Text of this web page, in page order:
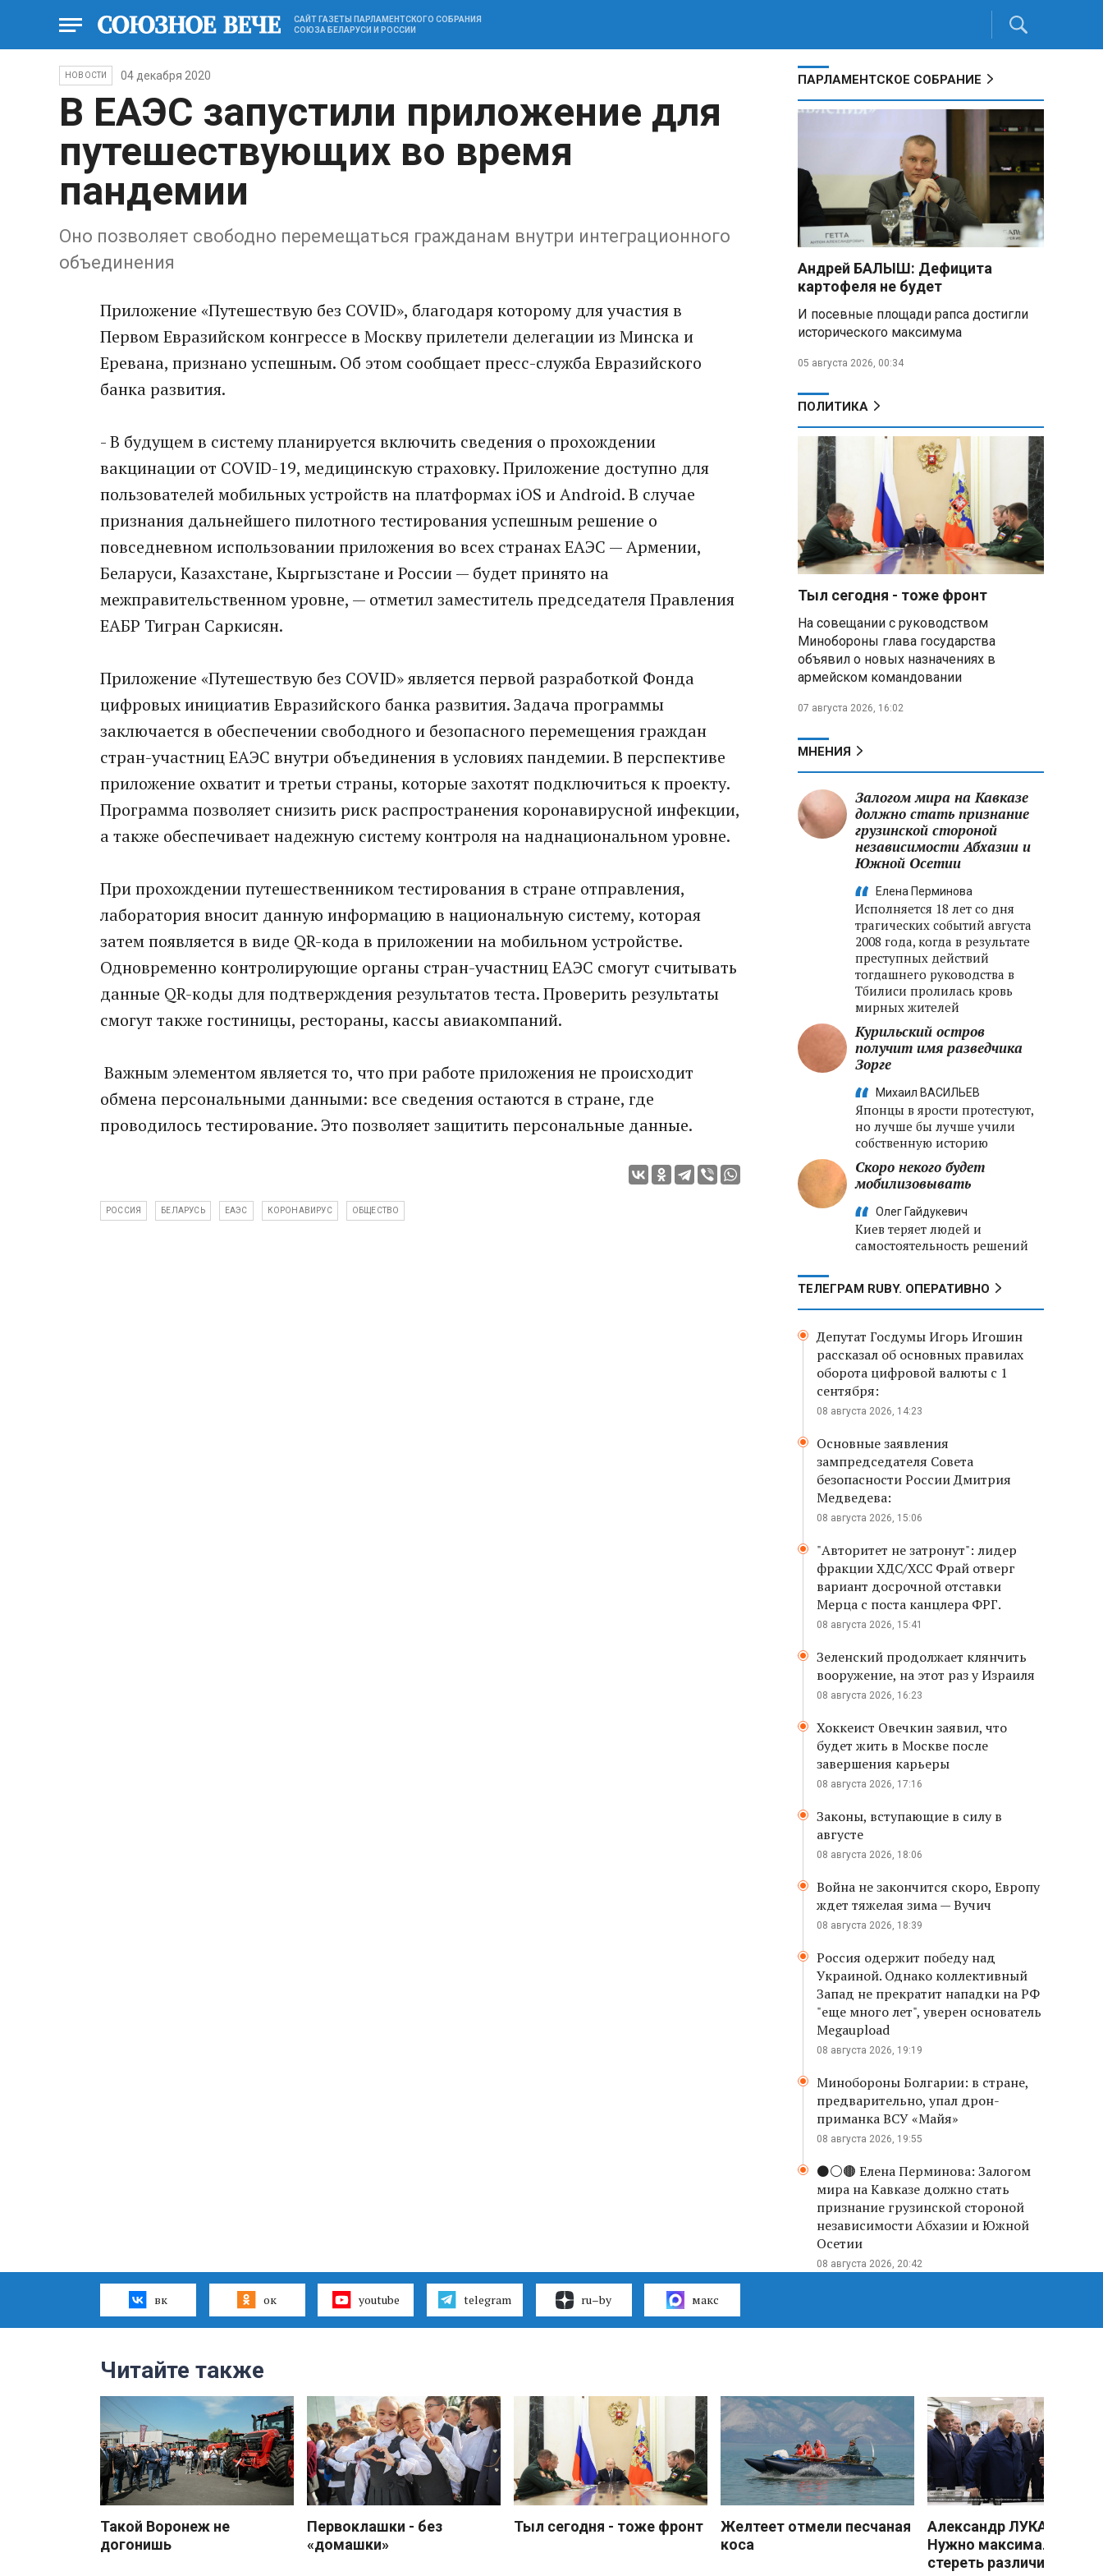
САЙТ ГАЗЕТЫ ПАРЛАМЕНТСКОГО СОБРАНИЯ
СОЮЗА БЕЛАРУСИ И РОССИИ
НОВОСТИ 04 декабря 2020
В ЕАЭС запустили приложение для
путешествующих во время
пандемии
Оно позволяет свободно перемещаться гражданам внутри интеграционного
объединения
Приложение «Путешествую без COVID», благодаря которому для участия в
Первом Евразийском конгрессе в Москву прилетели делегации из Минска и
Еревана, признано успешным. Об этом сообщает пресс-служба Евразийского
банка развития.
- В будущем в систему планируется включить сведения о прохождении
вакцинации от COVID-19, медицинскую страховку. Приложение доступно для
пользователей мобильных устройств на платформах iOS и Android. В случае
признания дальнейшего пилотного тестирования успешным решение о
повседневном использовании приложения во всех странах ЕАЭС — Армении,
Беларуси, Казахстане, Кыргызстане и России — будет принято на
межправительственном уровне, — отметил заместитель председателя Правления
ЕАБР Тигран Саркисян.
Приложение «Путешествую без COVID» является первой разработкой Фонда
цифровых инициатив Евразийского банка развития. Задача программы
заключается в обеспечении свободного и безопасного перемещения граждан
стран-участниц ЕАЭС внутри объединения в условиях пандемии. В перспективе
приложение охватит и третьи страны, которые захотят подключиться к проекту.
Программа позволяет снизить риск распространения коронавирусной инфекции,
а также обеспечивает надежную систему контроля на наднациональном уровне.
При прохождении путешественником тестирования в стране отправления,
лаборатория вносит данную информацию в национальную систему, которая
затем появляется в виде QR-кода в приложении на мобильном устройстве.
Одновременно контролирующие органы стран-участниц ЕАЭС смогут считывать
данные QR-коды для подтверждения результатов теста. Проверить результаты
смогут также гостиницы, рестораны, кассы авиакомпаний.
Важным элементом является то, что при работе приложения не происходит
обмена персональными данными: все сведения остаются в стране, где
проводилось тестирование. Это позволяет защитить персональные данные.
РОССИЯ БЕЛАРУСЬ ЕАЭС КОРОНАВИРУС ОБЩЕСТВО
ПАРЛАМЕНТСКОЕ СОБРАНИЕ
Андрей БАЛЫШ: Дефицита
картофеля не будет
И посевные площади рапса достигли
исторического максимума
05 августа 2026, 00:34
ПОЛИТИКА
Тыл сегодня - тоже фронт
На совещании с руководством
Минобороны глава государства
объявил о новых назначениях в
армейском командовании
07 августа 2026, 16:02
МНЕНИЯ
Залогом мира на Кавказе
должно стать признание
грузинской стороной
независимости Абхазии и
Южной Осетии
Елена Перминова
Исполняется 18 лет со дня
трагических событий августа
2008 года, когда в результате
преступных действий
тогдашнего руководства в
Тбилиси пролилась кровь
мирных жителей
Курильский остров
получит имя разведчика
Зорге
Михаил ВАСИЛЬЕВ
Японцы в ярости протестуют,
но лучше бы лучше учили
собственную историю
Скоро некого будет
мобилизовывать
Олег Гайдукевич
Киев теряет людей и
самостоятельность решений
ТЕЛЕГРАМ RUBY. ОПЕРАТИВНО
Депутат Госдумы Игорь Игошин
рассказал об основных правилах
оборота цифровой валюты с 1
сентября:
08 августа 2026, 14:23
Основные заявления
зампредседателя Совета
безопасности России Дмитрия
Медведева:
08 августа 2026, 15:06
"Авторитет не затронут": лидер
фракции ХДС/ХСС Фрай отверг
вариант досрочной отставки
Мерца с поста канцлера ФРГ.
08 августа 2026, 15:41
Зеленский продолжает клянчить
вооружение, на этот раз у Израиля
08 августа 2026, 16:23
Хоккеист Овечкин заявил, что
будет жить в Москве после
завершения карьеры
08 августа 2026, 17:16
Законы, вступающие в силу в
августе
08 августа 2026, 18:06
Война не закончится скоро, Европу
ждет тяжелая зима — Вучич
08 августа 2026, 18:39
Россия одержит победу над
Украиной. Однако коллективный
Запад не прекратит нападки на РФ
"еще много лет", уверен основатель
Megaupload
08 августа 2026, 19:19
Минобороны Болгарии: в стране,
предварительно, упал дрон-
приманка ВСУ «Майя»
08 августа 2026, 19:55
⚫️⚪️🟤 Елена Перминова: Залогом
мира на Кавказе должно стать
признание грузинской стороной
независимости Абхазии и Южной
Осетии
08 августа 2026, 20:42
вк ок youtube telegram ru–by макс
Читайте также
Такой Воронеж не
догонишь
Первоклашки - без
«домашки»
Тыл сегодня - тоже фронт
Желтеет отмели песчаная
коса
Александр
Нужно максимально
стереть различия